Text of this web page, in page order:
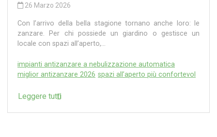
26 Marzo 2026
Con l’arrivo della bella stagione tornano anche loro: le
zanzare. Per chi possiede un giardino o gestisce un
locale con spazi all’aperto,...
impianti antizanzare a nebulizzazione automatica
miglior antizanzare 2026 spazi all’aperto più confortevol
Leggere tutti